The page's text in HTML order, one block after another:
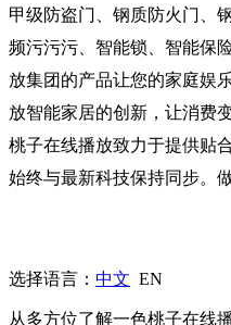
甲级防盗门、钢质防火门、
频污污污、智能锁、智能保
放集团的产品让您的家庭娱
放智能家居的创新，让消费
桃子在线播放致力于提供贴
始终与最新科技保持同步。
选择语言： 中文 EN
从多方位了解一色桃子在线